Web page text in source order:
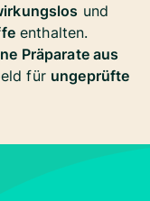
und
enthalten.
Präparate aus
für ungeprüfte